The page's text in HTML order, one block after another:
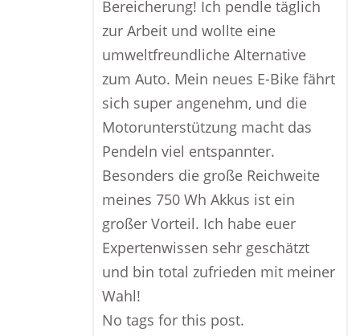
Bereicherung! Ich pendle täglich
zur Arbeit und wollte eine
umweltfreundliche Alternative
zum Auto. Mein neues E-Bike fährt
sich super angenehm, und die
Motorunterstützung macht das
Pendeln viel entspannter.
Besonders die große Reichweite
meines 750 Wh Akkus ist ein
großer Vorteil. Ich habe euer
Expertenwissen sehr geschätzt
und bin total zufrieden mit meiner
Wahl!
No tags for this post.